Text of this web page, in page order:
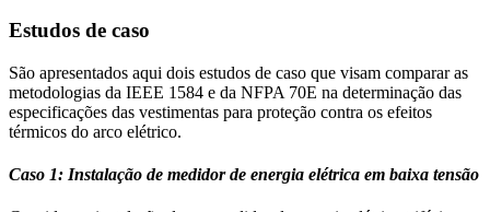
Estudos de caso
São apresentados aqui dois estudos de caso que visam comparar as
metodologias da IEEE 1584 e da NFPA 70E na determinação das
especificações das vestimentas para proteção contra os efeitos
térmicos do arco elétrico.
Caso 1: Instalação de medidor de energia elétrica em baixa tensão